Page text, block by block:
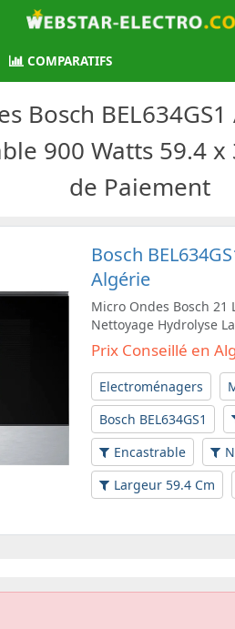
COMPARATIFS
Bosch
900 Watts 59.4
de Paiement
Bosch
Algérie
Micro Ondes Bosch 21
Nettoyage Hydrolyse
Prix Conseillé en
Electroménagers
Bosch BEL634GS1
Encastrable
Largeur 59.4 Cm